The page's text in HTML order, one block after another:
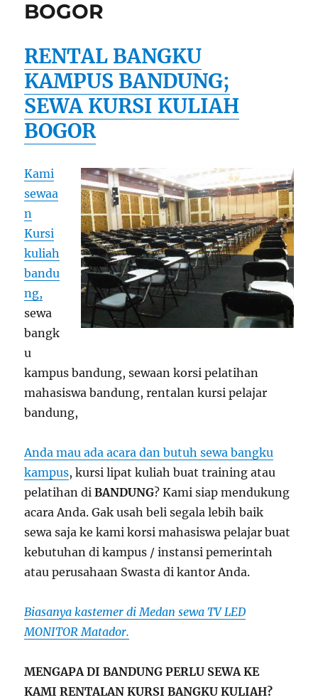
BOGOR
RENTAL BANGKU
KAMPUS BANDUNG;
SEWA KURSI KULIAH
BOGOR
Kami
sewaa
n
Kursi
kuliah
bandu
ng,
sewa
bangk
u
kampus bandung, sewaan korsi pelatihan
mahasiswa bandung, rentalan kursi pelajar
bandung,
Anda mau ada acara dan butuh sewa bangku
kampus, kursi lipat kuliah buat training atau
pelatihan diBANDUNG? Kami siap mendukung
acara Anda. Gak usah beli segala lebih baik
sewa saja ke kami korsi mahasiswa pelajar buat
kebutuhan di kampus / instansi pemerintah
atau perusahaan Swasta di kantor Anda.
Biasanya kastemer di Medan sewa TV LED
MONITOR Matador.
MENGAPA DI BANDUNG PERLU SEWA KE
KAMI RENTALAN KURSI BANGKU KULIAH?